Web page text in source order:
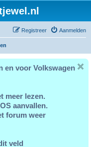
Aanmelden
Registreer
en voor Volkswagen
meer lezen.
aanvallen.
forum weer
veld